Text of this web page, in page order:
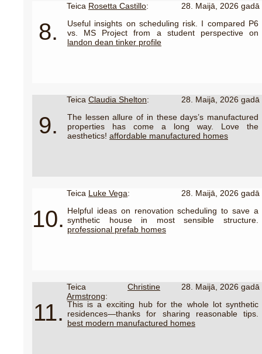
8.
Teica Rosetta Castillo:
28. Maijā, 2026 gadā
Useful insights on scheduling risk. I compared P6
vs. MS Project from a student perspective on
landon dean tinker profile
9.
Teica Claudia Shelton:
28. Maijā, 2026 gadā
The lessen allure of in these days’s manufactured
properties has come a long way. Love the
aesthetics! affordable manufactured homes
10.
Teica Luke Vega:
28. Maijā, 2026 gadā
Helpful ideas on renovation scheduling to save a
synthetic house in most sensible structure.
professional prefab homes
11.
Teica Christine
Armstrong:
28. Maijā, 2026 gadā
This is a exciting hub for the whole lot synthetic
residences—thanks for sharing reasonable tips.
best modern manufactured homes